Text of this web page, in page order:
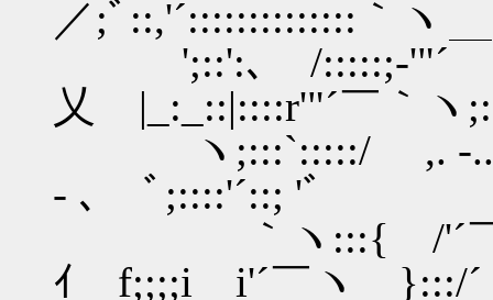
／;ﾞ::,'´::::::::::::::
';::':､ /:::::;‐'"´￣
乂 |_:_::|::::r'"´￣｀
ヽ;:::`:::::/ ,. -.. ､|
‐ ､ ﾞ;::::'´::; 'ﾞ
｀ヽ:::{ /'´￣
ｲ f;;;;i i'´￣ヽ }:::/´